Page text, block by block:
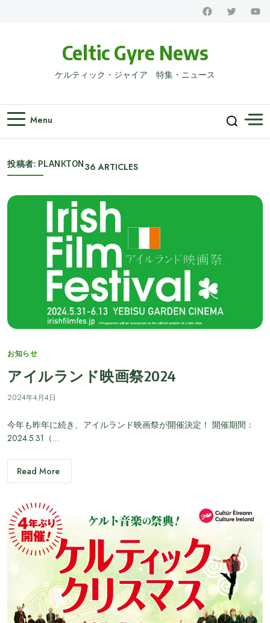
Celtic Gyre News
ケルティック・ジャイア 特集・ニュース
Menu
投稿者: PLANKTON36 ARTICLES
Categories
お知らせ
アイルランド映画祭2024
2024年4月4日
今年も昨年に続き、アイルランド映画祭が開催決定！ 開催期間：
2024.5.31（…
Read More